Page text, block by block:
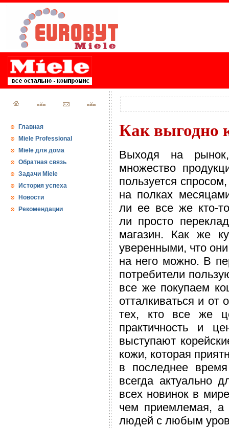
Главная
Miele Professional
Miele для дома
Обратная связь
Задачи Miele
История успеха
Новости
Рекомендации
Как выгодно
Выходя на
множество
пользуется
на полках
ли ее все же кто-
ли просто
магазин. Как же
уверенными, что
на него можно. В
потребители
все же покупаем
отталкиваться и от
тех, кто все же
практичность и
выступают
кожи, которая
в последнее
всегда актуально
всех новинок в
чем приемлемая, а
людей с любым